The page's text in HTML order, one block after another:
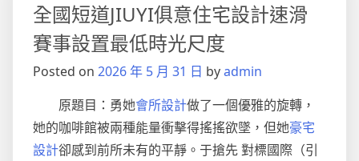
青
插
生
長
的
全國短道JIUYI俱意住宅設計速滑
賽事設置最低時光尺度
Posted on 2026 年 5 月 31 日 byadmin
原題目： 勇她會所設計做了一個優雅的旋轉，
她的咖啡館被兩種能量衝擊得搖搖欲墜，但她豪宅
設計卻感到前所未有的平靜。于搶先 對標國際（引